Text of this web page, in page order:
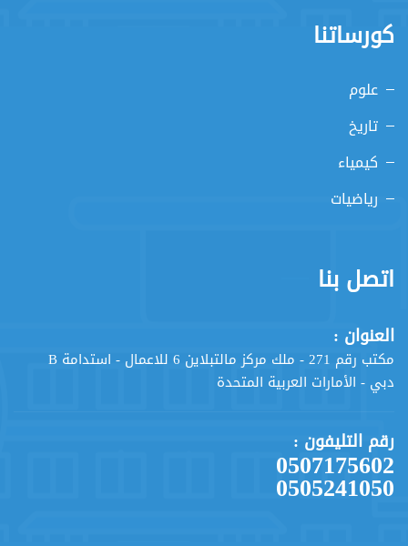
كورساتنا
علوم
تاريخ
كيمياء
رياضيات
اتصل بنا
العنوان :
مكتب رقم 271 - ملك مركز مالتبلاين 6 للاعمال - استدامة B
دبي - الأمارات العربية المتحدة
رقم التليفون :
0507175602
0505241050